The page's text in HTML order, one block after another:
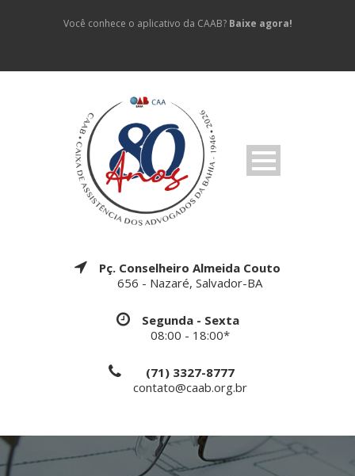
Você conhece o aplicativo da CAAB? Baixe agora!
Pç. Conselheiro Almeida Couto
656 - Nazaré, Salvador-BA
Segunda - Sexta
08:00 - 18:00*
(71) 3327-8777
contato@caab.org.br